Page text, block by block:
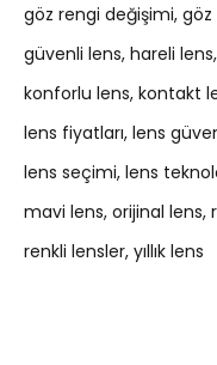
göz rengi değişimi
güvenli lens hareli lens
konforlu lens kontakt
lens fiyatları lens
lens seçimi lens
mavi lens orijinal lens
renkli lensler yıllık lens